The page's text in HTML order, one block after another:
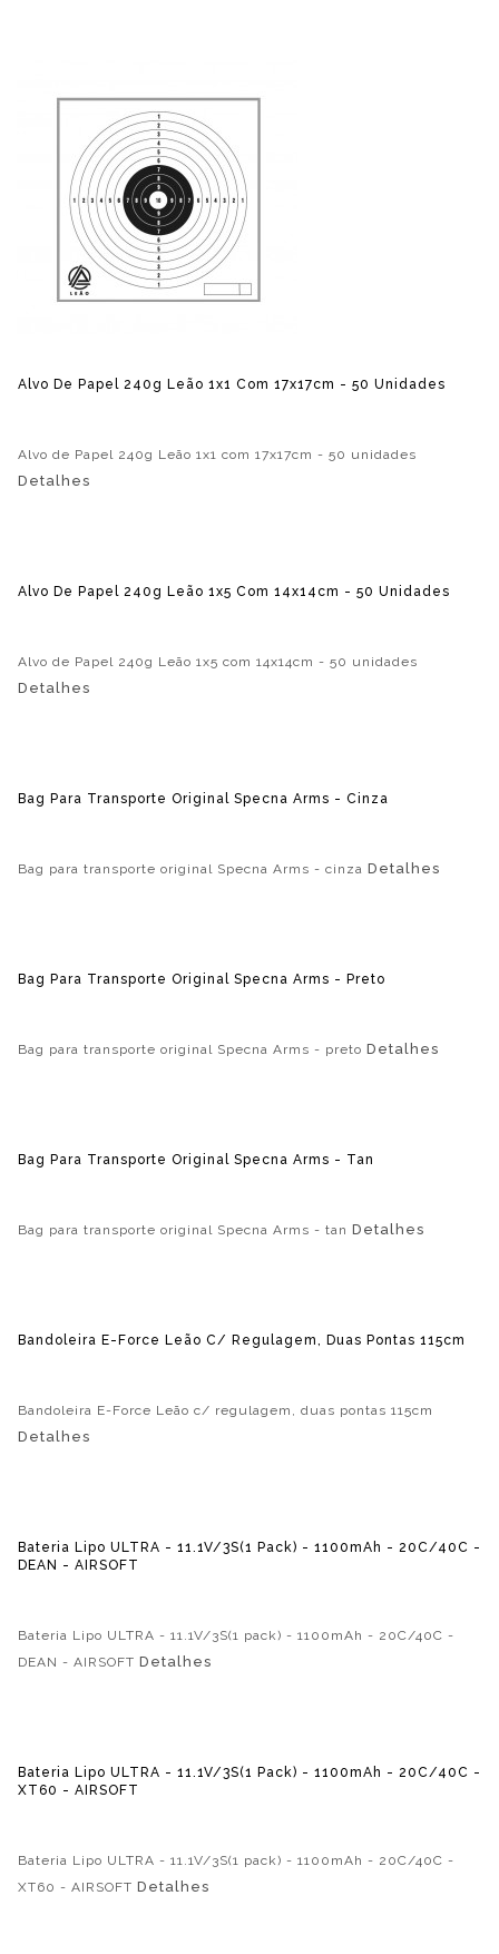
Alvo De Papel 240g Leão 1x1 Com 17x17cm - 50 Unidades
Alvo de Papel 240g Leão 1x1 com 17x17cm - 50 unidades
Detalhes
Alvo De Papel 240g Leão 1x5 Com 14x14cm - 50 Unidades
Alvo de Papel 240g Leão 1x5 com 14x14cm - 50 unidades
Detalhes
Bag Para Transporte Original Specna Arms - Cinza
Bag para transporte original Specna Arms - cinza Detalhes
Bag Para Transporte Original Specna Arms - Preto
Bag para transporte original Specna Arms - preto Detalhes
Bag Para Transporte Original Specna Arms - Tan
Bag para transporte original Specna Arms - tan Detalhes
Bandoleira E-Force Leão C/ Regulagem, Duas Pontas 115cm
Bandoleira E-Force Leão c/ regulagem, duas pontas 115cm
Detalhes
Bateria Lipo ULTRA - 11.1V/3S(1 Pack) - 1100mAh - 20C/40C -
DEAN - AIRSOFT
Bateria Lipo ULTRA - 11.1V/3S(1 pack) - 1100mAh - 20C/40C -
DEAN - AIRSOFT Detalhes
Bateria Lipo ULTRA - 11.1V/3S(1 Pack) - 1100mAh - 20C/40C -
XT60 - AIRSOFT
Bateria Lipo ULTRA - 11.1V/3S(1 pack) - 1100mAh - 20C/40C -
XT60 - AIRSOFT Detalhes